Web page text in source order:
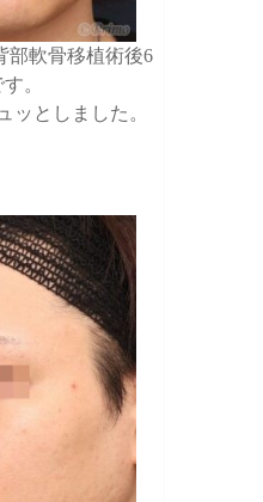
部軟骨移植術後6
。
ッとしました。